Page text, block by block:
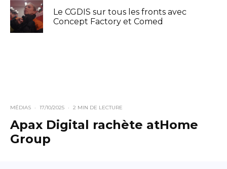
Le CGDIS sur tous les fronts avec
Concept Factory et Comed
MÉDIAS · 17/10/2025 · 2 MIN DE LECTURE
Apax Digital rachète atHome
Group